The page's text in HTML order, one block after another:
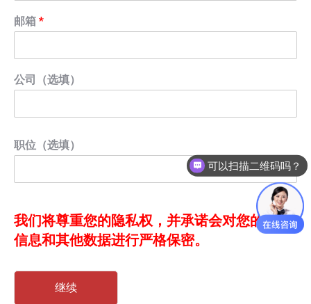
邮箱 *
公司（选填）
职位（选填）
我们将尊重您的隐私权，并承诺会对您的个人
信息和其他数据进行严格保密。
继续
可以扫描二维码吗？